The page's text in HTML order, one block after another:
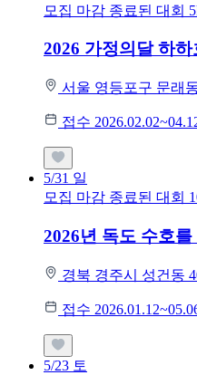
모집 마감 종료된 대회
2026 가정의달 하
서울 영등포구 문래
접수
5/31 일
모집 마감 종료된 대회
2026년 독도 수호
경북 경주시 성건동
접수
5/23 토